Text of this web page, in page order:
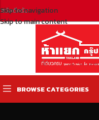
Skip to navigation
Skip to main content
สวัสดีครับ
BROWSE CATEGORIES